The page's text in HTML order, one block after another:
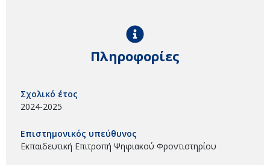
Πληροφορίες
Σχολικό έτος
2024-2025
Επιστημονικός υπεύθυνος
Εκπαιδευτική Επιτροπή Ψηφιακού Φροντιστηρίου